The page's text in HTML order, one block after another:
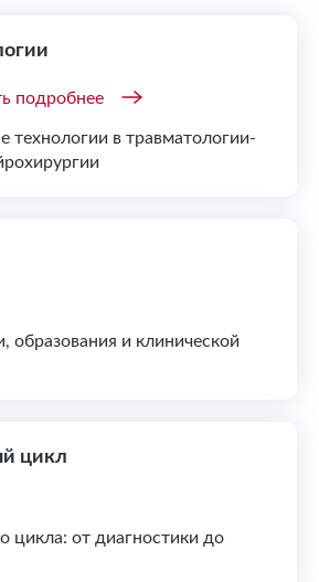
технологии в травматологии-
подробнее
образования и клинической
цикл
цикла: от диагностики до